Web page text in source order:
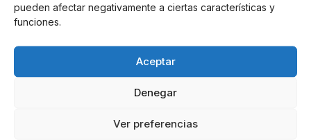
pueden afectar negativamente a ciertas características y
funciones.
Aceptar
Denegar
Ver preferencias
Hillary Swank, Andie MacDowell, Selma Blair, Billy
palabras de apoyo en estos momentos tan
complicados.
"¡Noooo! No me lo puedo creer. No hay
palabras. Lamento mucho la pérdida de toda tu
, le ha transmitido por su parte la